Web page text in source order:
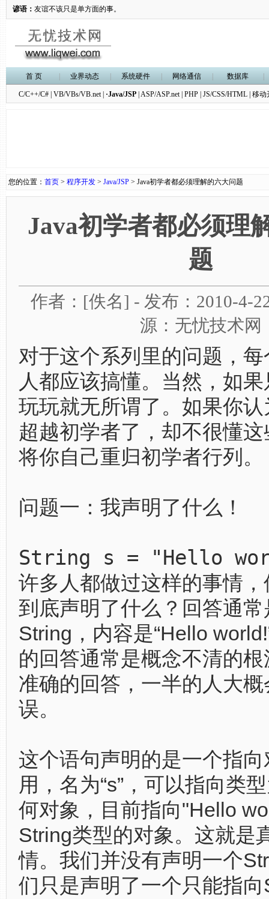
谚语： 友谊不该只是单方面的事。
首 页 业界动态 系统硬件 网络通信 数据库
C/C++/C# VB/VBs/VB.net| ·Java/JSP ASP/ASP.net| PHP JS/CSS/HTML 移动
您的位置： 首页 > 程序开发 > Java/JSP > Java初学者都必须理解的六大问题
Java初学者都必须理
题
作者：[佚名] - 发布：2010-4-
源：无忧技术网
对于这个系列里的问题，
人都应该搞懂。当然，如
玩玩就无所谓了。如果你
超越初学者了，却不很懂
将你自己重归初学者行列。
问题一：我声明了什么！
String s = "Hello
许多人都做过这样的事情
到底声明了什么？回答通
String，内容是“Hello
的回答通常是概念不清的
准确的回答，一半的人大
误。
这个语句声明的是一个指
用，名为“s”，可以指向类
何对象，目前指向"Hello
String类型的对象。这就是
情。我们并没有声明一个
们只是声明了一个只能指